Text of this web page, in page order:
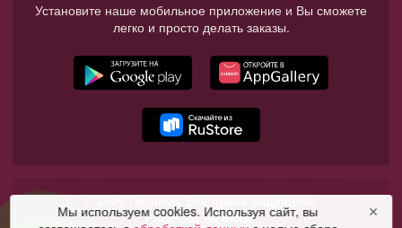
Установите наше мобильное приложение и Вы сможете
легко и просто делать заказы.
© 2026 Пятница. Все права защищены.
Работает на Moba.
Мы используем cookies. Используя сайт, вы
✕